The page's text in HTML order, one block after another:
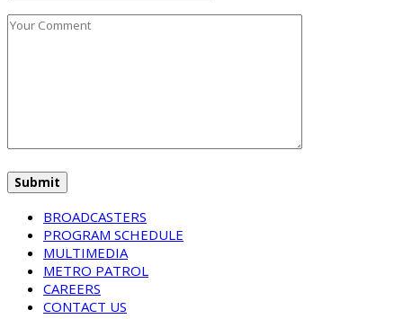
BROADCASTERS
PROGRAM SCHEDULE
MULTIMEDIA
METRO PATROL
CAREERS
CONTACT US